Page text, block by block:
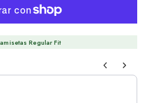
Regular Fit
buttons to navigate through